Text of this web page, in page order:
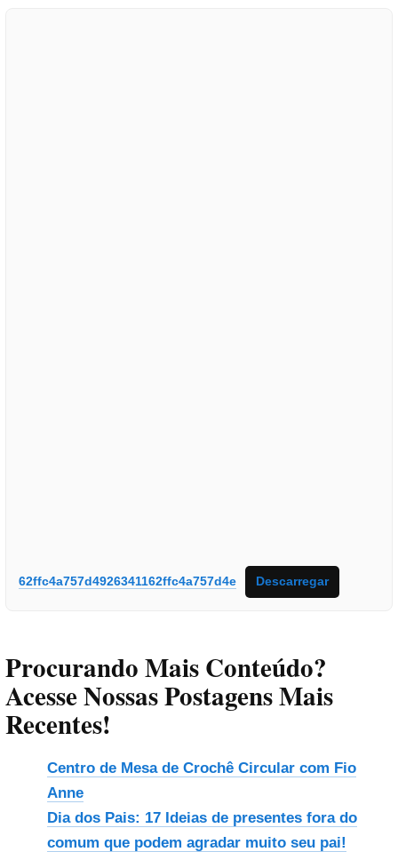
62ffc4a757d4926341162ffc4a757d4e Descarregar
Procurando Mais Conteúdo?
Acesse Nossas Postagens Mais
Recentes!
Centro de Mesa de Crochê Circular com Fio
Anne
Dia dos Pais: 17 Ideias de presentes fora do
comum que podem agradar muito seu pai!